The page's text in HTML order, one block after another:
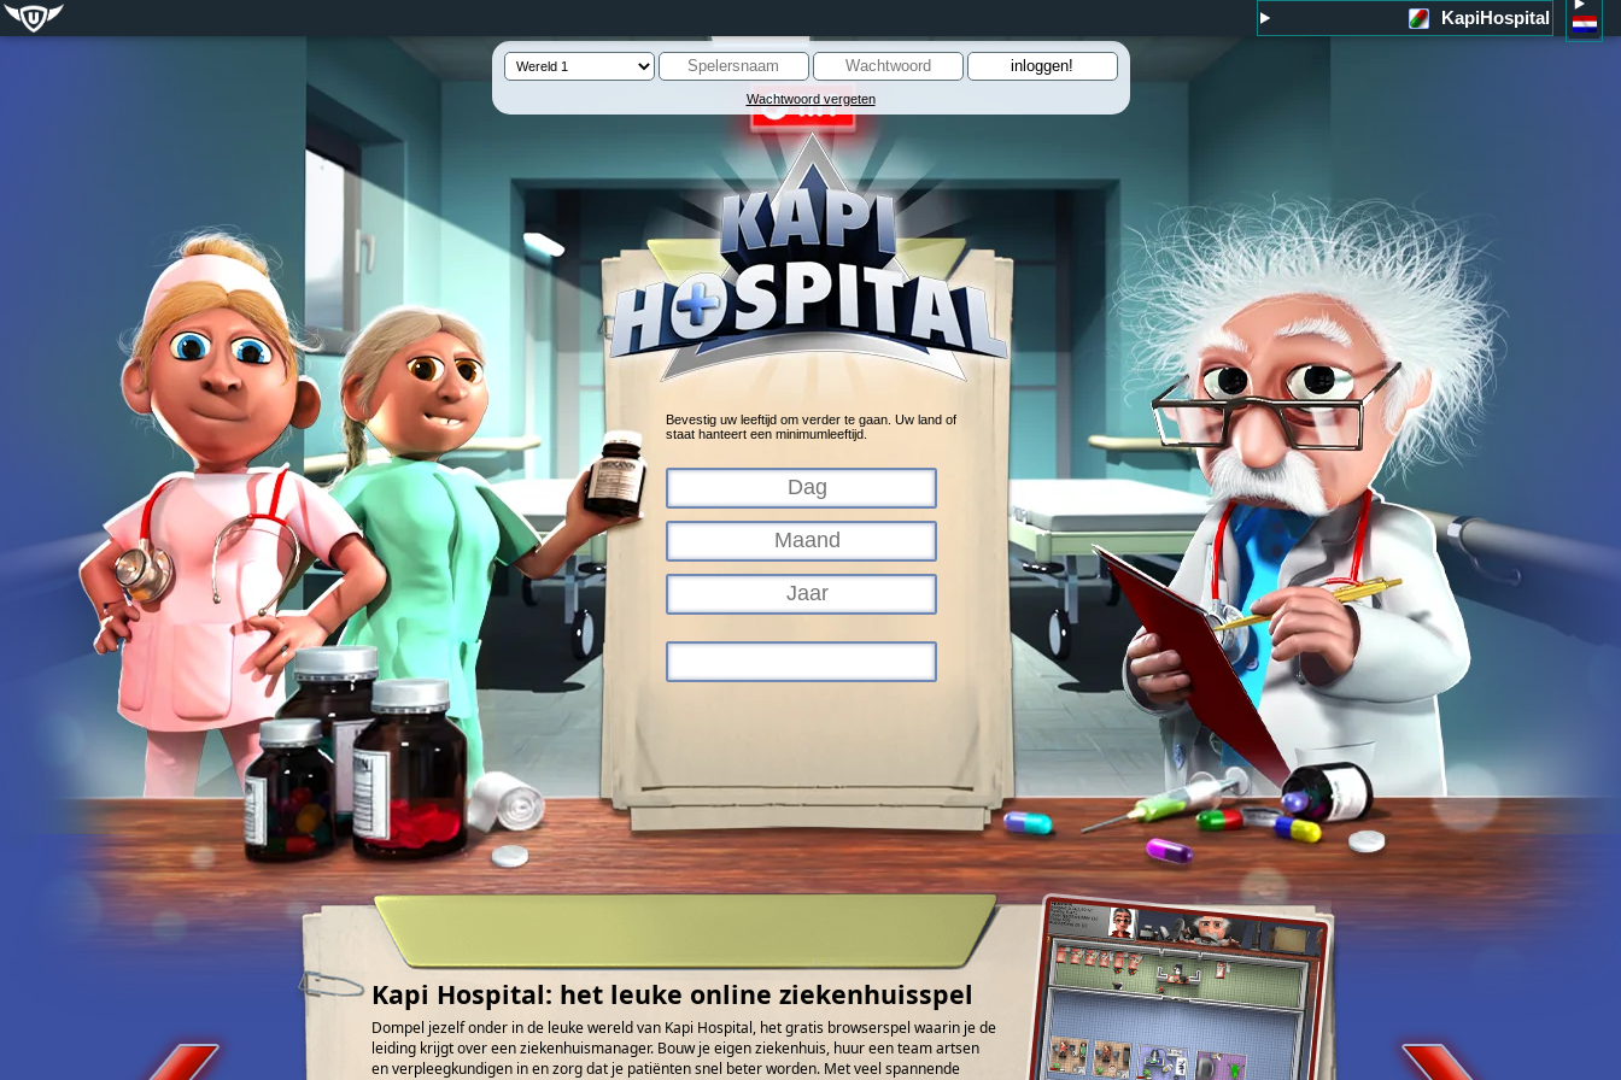
KapiHospital
Wachtwoord vergeten
Bevestig uw leeftijd om verder te gaan. Uw land of
staat hanteert een minimumleeftijd.
Kapi Hospital: het leuke online ziekenhuisspel
Dompel jezelf onder in de leuke wereld van Kapi Hospital, het gratis browserspel waarin je de
leiding krijgt over een ziekenhuismanager. Bouw je eigen ziekenhuis, huur een team artsen
en verpleegkundigen in en zorg dat je patiënten snel beter worden. Met veel spannende